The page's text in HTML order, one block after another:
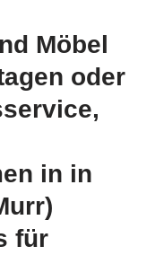
Möbel
oder
in in
für